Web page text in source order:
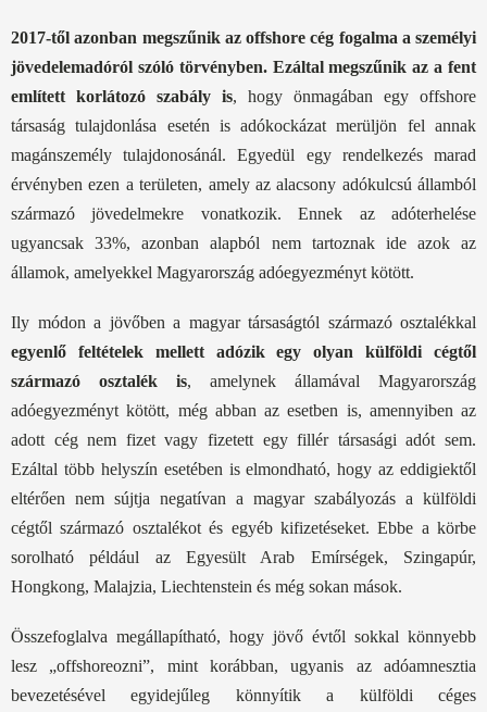
2017-től azonban megszűnik az offshore cég fogalma a személyi
jövedelemadóról szóló törvényben. Ezáltal megszűnik az a fent
említett korlátozó szabály is, hogy önmagában egy offshore
társaság tulajdonlása esetén is adókockázat merüljön fel annak
magánszemély tulajdonosánál. Egyedül egy rendelkezés marad
érvényben ezen a területen, amely az alacsony adókulcsú államból
származó jövedelmekre vonatkozik. Ennek az adóterhelése
ugyancsak 33%, azonban alapból nem tartoznak ide azok az
államok, amelyekkel Magyarország adóegyezményt kötött.
Ily módon a jövőben a magyar társaságtól származó osztalékkal
egyenlő feltételek mellett adózik egy olyan külföldi cégtől
származó osztalék is, amelynek államával Magyarország
adóegyezményt kötött, még abban az esetben is, amennyiben az
adott cég nem fizet vagy fizetett egy fillér társasági adót sem.
Ezáltal több helyszín esetében is elmondható, hogy az eddigiektől
eltérően nem sújtja negatívan a magyar szabályozás a külföldi
cégtől származó osztalékot és egyéb kifizetéseket. Ebbe a körbe
sorolható például az Egyesült Arab Emírségek, Szingapúr,
Hongkong, Malajzia, Liechtenstein és még sokan mások.
Összefoglalva megállapítható, hogy jövő évtől sokkal könnyebb
lesz „offshoreozni”, mint korábban, ugyanis az adóamnesztia
bevezetésével egyidejűleg könnyítik a külföldi céges